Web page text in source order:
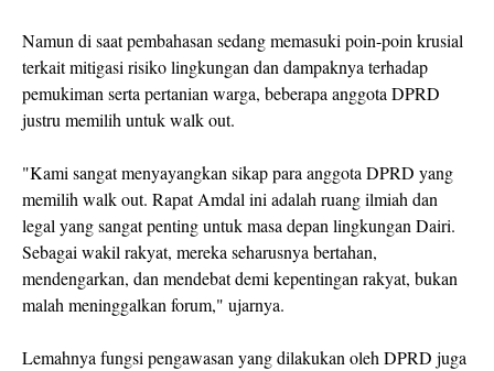
Namun di saat pembahasan sedang memasuki poin-poin krusial
terkait mitigasi risiko lingkungan dan dampaknya terhadap
pemukiman serta pertanian warga, beberapa anggota DPRD
justru memilih untuk walk out.
"Kami sangat menyayangkan sikap para anggota DPRD yang
memilih walk out. Rapat Amdal ini adalah ruang ilmiah dan
legal yang sangat penting untuk masa depan lingkungan Dairi.
Sebagai wakil rakyat, mereka seharusnya bertahan,
mendengarkan, dan mendebat demi kepentingan rakyat, bukan
malah meninggalkan forum," ujarnya.
Lemahnya fungsi pengawasan yang dilakukan oleh DPRD juga